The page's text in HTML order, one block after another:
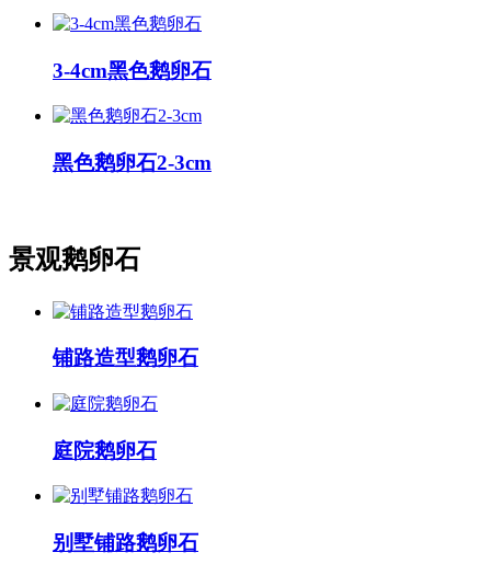
3-4cm黑色鹅卵石
黑色鹅卵石2-3cm
景观鹅卵石
铺路造型鹅卵石
庭院鹅卵石
别墅铺路鹅卵石